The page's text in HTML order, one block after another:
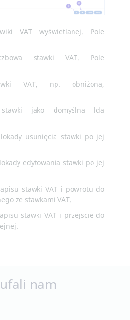
VAT wyświetlanej. Pole
stawki VAT. Pole
VAT, np. obniżona,
stawki jako domyślna lda
usunięcia stawki po jej
edytowania stawki po jej
stawki VAT i powrotu do
ze stawkami VAT.
stawki VAT i przejście do
nam